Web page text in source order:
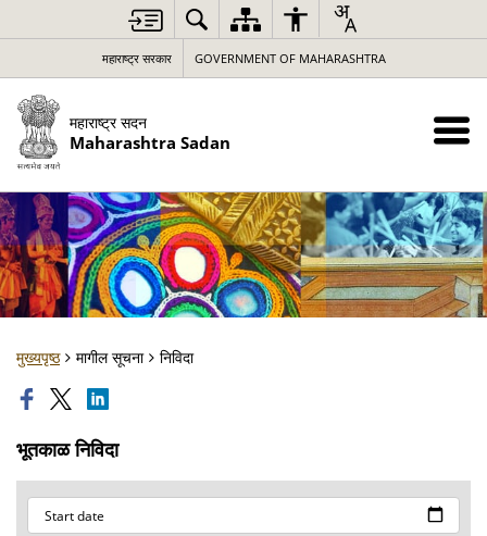
महाराष्ट्र सरकार GOVERNMENT OF MAHARASHTRA
महाराष्ट्र सदन
Maharashtra Sadan
मुख्यपृष्ठ मागील सूचना निविदा
भूतकाळ निविदा
Start date